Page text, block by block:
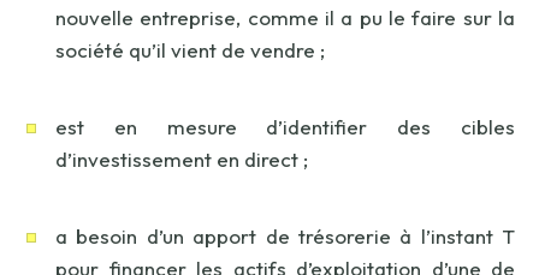
nouvelle entreprise, comme il a pu le faire sur la
société qu’il vient de vendre ;
est en mesure d’identifier des cibles
d’investissement en direct ;
a besoin d’un apport de trésorerie à l’instant T
pour financer les actifs d’exploitation d’une de